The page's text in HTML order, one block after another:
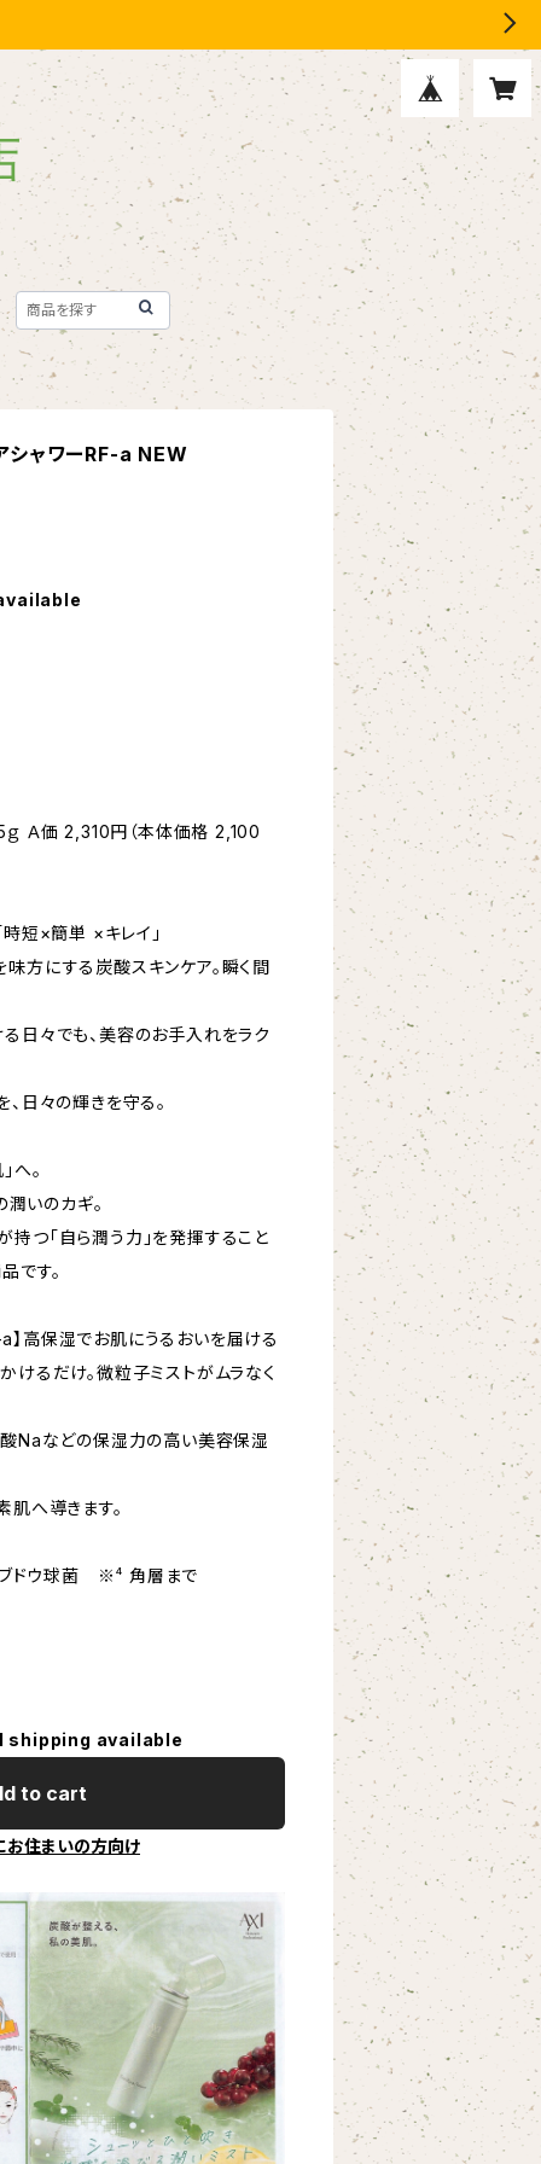
シャワーRF-a NEW
Ａ価 2,310円（本体価格 2,100
短×簡単 ×キレイ」
方にする炭酸スキンケア。瞬く間
日々でも、美容のお手入れをラク
、日々の輝きを守る。
へ。
いのカギ。
つ「自ら潤う力」を発揮すること
です。
a】高保湿でお肌にうるおいを届ける
けるだけ。微粒子ミストがムラなく
酸Naなどの保湿力の高い美容保湿
肌へ導きます。
ウ球菌 ※⁴ 角層まで
shipping available
to cart
お住まいの方向け